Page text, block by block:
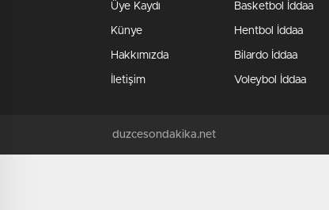
Üye Kaydı
Künye
Hakkımızda
İletişim
Basketbol İddaa
Hentbol İddaa
Bilardo İddaa
Voleybol İddaa
duzcesondakika.net